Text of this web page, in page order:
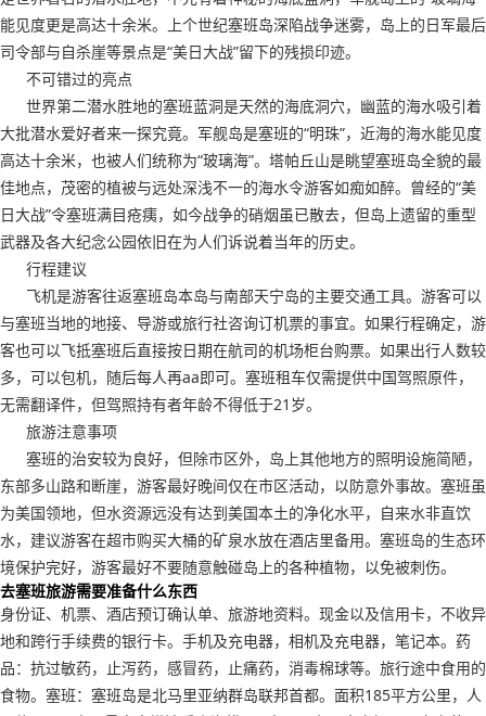
能见度更是高达十余米。上个世纪塞班岛深陷战争迷雾，岛上的日军最后
司令部与自杀崖等景点是“美日大战”留下的残损印迹。
不可错过的亮点
世界第二潜水胜地的塞班蓝洞是天然的海底洞穴，幽蓝的海水吸引着
大批潜水爱好者来一探究竟。军舰岛是塞班的“明珠”，近海的海水能见度
高达十余米，也被人们统称为“玻璃海”。塔帕丘山是眺望塞班岛全貌的最
佳地点，茂密的植被与远处深浅不一的海水令游客如痴如醉。曾经的“美
日大战”令塞班满目疮痍，如今战争的硝烟虽已散去，但岛上遗留的重型
武器及各大纪念公园依旧在为人们诉说着当年的历史。
行程建议
飞机是游客往返塞班岛本岛与南部天宁岛的主要交通工具。游客可以
与塞班当地的地接、导游或旅行社咨询订机票的事宜。如果行程确定，游
客也可以飞抵塞班后直接按日期在航司的机场柜台购票。如果出行人数较
多，可以包机，随后每人再aa即可。塞班租车仅需提供中国驾照原件，
无需翻译件，但驾照持有者年龄不得低于21岁。
旅游注意事项
塞班的治安较为良好，但除市区外，岛上其他地方的照明设施简陋，
东部多山路和断崖，游客最好晚间仅在市区活动，以防意外事故。塞班虽
为美国领地，但水资源远没有达到美国本土的净化水平，自来水非直饮
水，建议游客在超市购买大桶的矿泉水放在酒店里备用。塞班岛的生态环
境保护完好，游客最好不要随意触碰岛上的各种植物，以免被刺伤。
去塞班旅游需要准备什么东西
身份证、机票、酒店预订确认单、旅游地资料。现金以及信用卡，不收异
地和跨行手续费的银行卡。手机及充电器，相机及充电器，笔记本。药
品：抗过敏药，止泻药，感冒药，止痛药，消毒棉球等。旅行途中食用的
食物。塞班：塞班岛是北马里亚纳群岛联邦首都。面积185平方公里，人